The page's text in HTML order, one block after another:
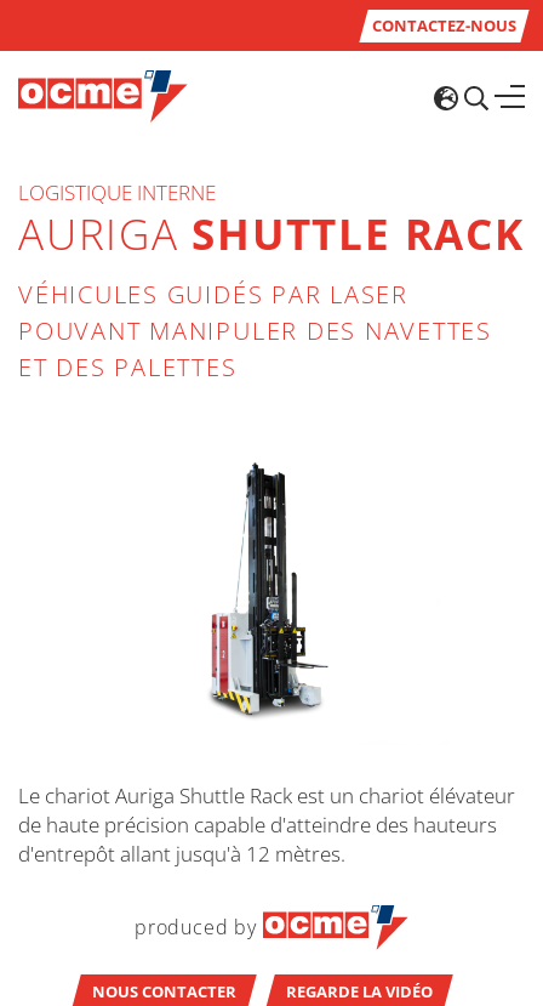
CONTACTEZ-NOUS
LOGISTIQUE INTERNE
AURIGA SHUTTLE RACK
VÉHICULES GUIDÉS PAR LASER
POUVANT MANIPULER DES NAVETTES
ET DES PALETTES
Le chariot Auriga Shuttle Rack est un chariot élévateur
de haute précision capable d'atteindre des hauteurs
d'entrepôt allant jusqu'à 12 mètres.
produced by
NOUS CONTACTER REGARDE LA VIDÉO